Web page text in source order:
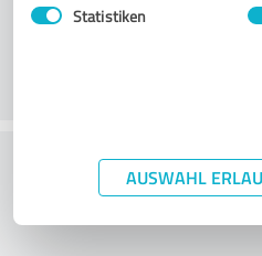
Statistiken
AUSWAHL
Wie
Preis-/